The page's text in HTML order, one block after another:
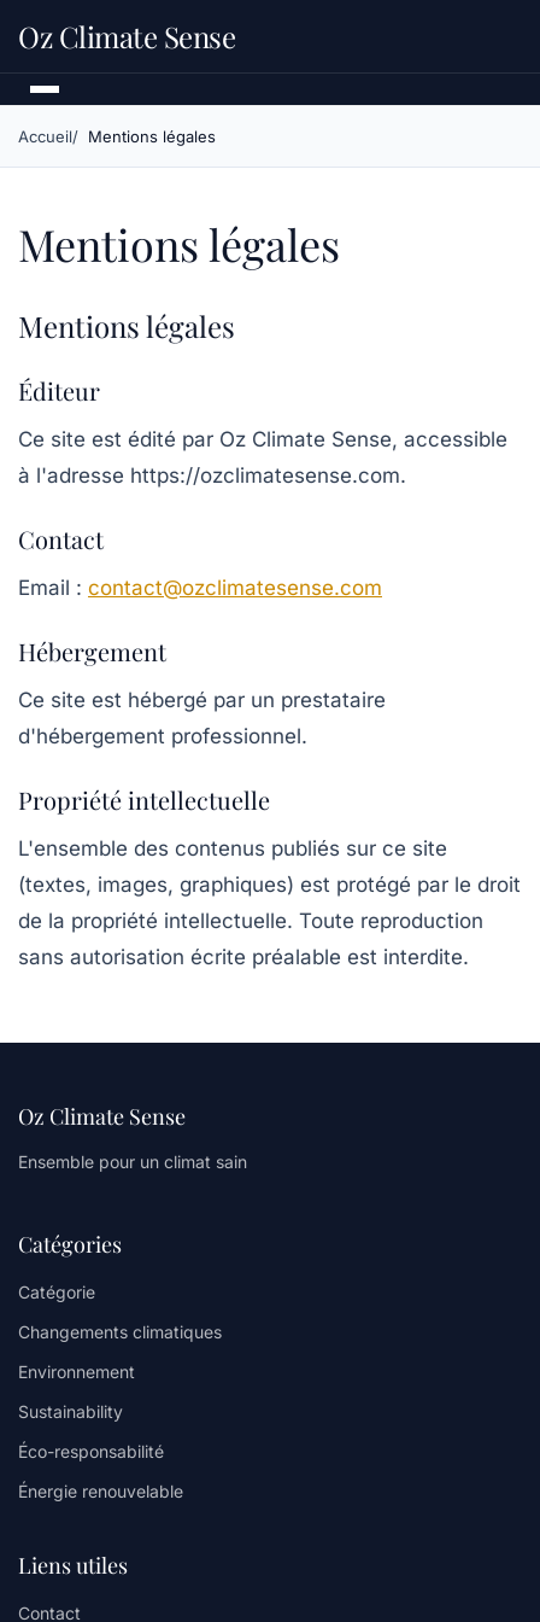
Oz Climate Sense
Accueil Mentions légales
Mentions légales
Mentions légales
Éditeur
Ce site est édité par Oz Climate Sense, accessible
à l'adresse https://ozclimatesense.com.
Contact
Email : contact@ozclimatesense.com
Hébergement
Ce site est hébergé par un prestataire
d'hébergement professionnel.
Propriété intellectuelle
L'ensemble des contenus publiés sur ce site
(textes, images, graphiques) est protégé par le droit
de la propriété intellectuelle. Toute reproduction
sans autorisation écrite préalable est interdite.
Oz Climate Sense
Ensemble pour un climat sain
Catégories
Catégorie
Changements climatiques
Environnement
Sustainability
Éco-responsabilité
Énergie renouvelable
Liens utiles
Contact